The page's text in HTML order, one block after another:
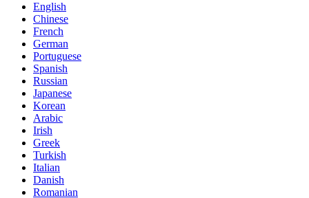
English
Chinese
French
German
Portuguese
Spanish
Russian
Japanese
Korean
Arabic
Irish
Greek
Turkish
Italian
Danish
Romanian